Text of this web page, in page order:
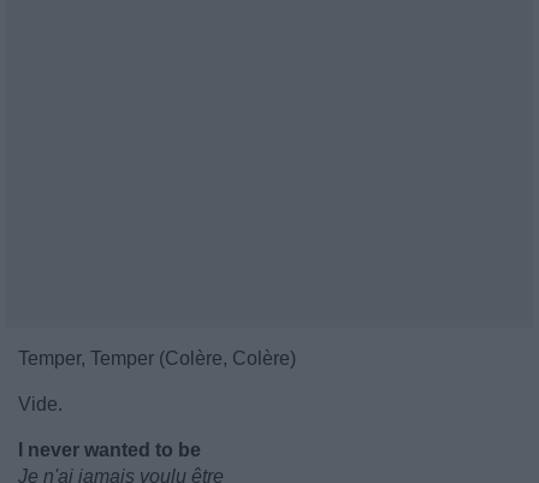
Temper, Temper (Colère, Colère)
Vide.
I never wanted to be
Je n'ai jamais voulu être